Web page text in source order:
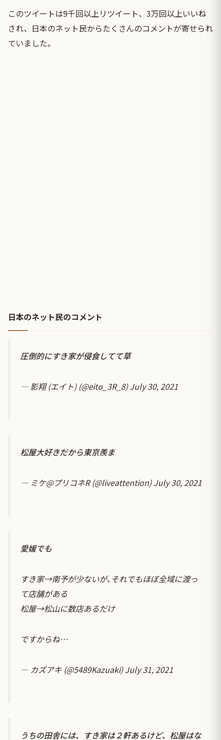
このツイートは9千回以上リツイート、3万回以上いいね
され、日本のネット民からたくさんのコメントが寄せられ
ていました。
日本のネット民のコメント
圧倒的にすき家が侵食してて草
— 影翔 (エイト) (@eito_3R_8)July 30, 2021
松屋大好きだから東京羨ま
— ミケ@プリコネR (@liveattention)July 30, 2021
愛媛でも
すき家→南予が少ないが､それでもほぼ全域に渡っ
て店舗がある
松屋→松山に数店あるだけ
ですからね…
— カズアキ (@5489Kazuaki)July 31, 2021
うちの田舎には、すき家は２軒あるけど、松屋はな